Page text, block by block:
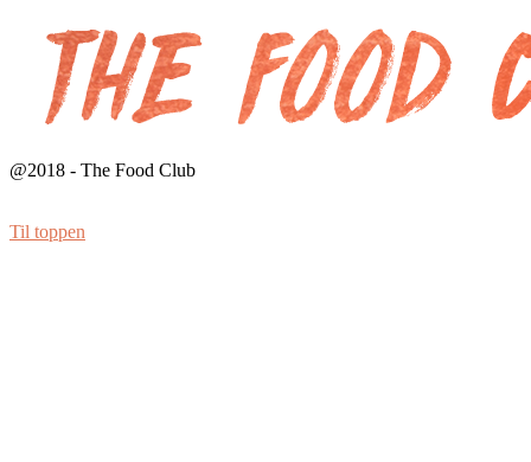
@2018 - The Food Club
Til toppen